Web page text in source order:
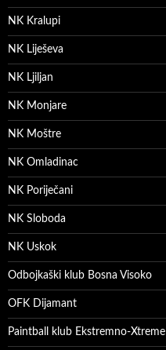
NK Kralupi
NK Liješeva
NK Ljiljan
NK Monjare
NK Moštre
NK Omladinac
NK Poriječani
NK Sloboda
NK Uskok
Odbojkaški klub Bosna Visoko
OFK Dijamant
Paintball klub Ekstremno-Xtreme